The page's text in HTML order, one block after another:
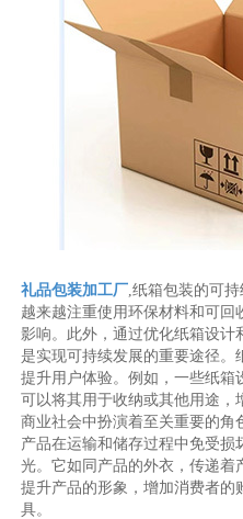
礼品包装加工厂,纸箱包装的可
越来越注重使用环保材料和可回
影响。此外，通过优化纸箱设
是实现可持续发展的重要途径
提升用户体验。例如，一些纸
可以将其用于收纳或其他用途
商业社会中扮演着至关重要的角
产品在运输和储存过程中免受损
光。它如同产品的外衣，传递着
提升产品的形象，增加消费者
具。